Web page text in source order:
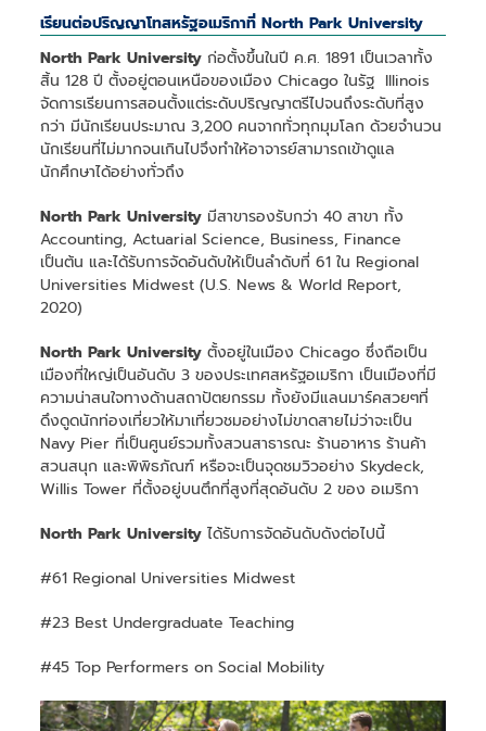
เรียนต่อปริญญาโทสหรัฐอเมริกาที่ North Park University
North Park University ก่อตั้งขึ้นในปี ค.ศ. 1891 เป็นเวลาทั้ง
สิ้น 128 ปี ตั้งอยู่ตอนเหนือของเมือง Chicago ในรัฐ Illinois
จัดการเรียนการสอนตั้งแต่ระดับปริญญาตรีไปจนถึงระดับที่สูง
กว่า มีนักเรียนประมาณ 3,200 คนจากทั่วทุกมุมโลก ด้วยจำนวน
นักเรียนที่ไม่มากจนเกินไปจึงทำให้อาจารย์สามารถเข้าดูแล
นักศึกษาได้อย่างทั่วถึง
North Park University มีสาขารองรับกว่า 40 สาขา ทั้ง
Accounting, Actuarial Science, Business, Finance
เป็นต้น และได้รับการจัดอันดับให้เป็นลำดับที่ 61 ใน Regional
Universities Midwest (U.S. News & World Report,
2020)
North Park Universityตั้งอยู่ในเมือง Chicago ซึ่งถือเป็น
เมืองที่ใหญ่เป็นอันดับ 3 ของประเทศสหรัฐอเมริกา เป็นเมืองที่มี
ความน่าสนใจทางด้านสถาปัตยกรรม ทั้งยังมีแลนมาร์คสวยๆที่
ดึงดูดนักท่องเที่ยวให้มาเที่ยวชมอย่างไม่ขาดสายไม่ว่าจะเป็น
Navy Pier ที่เป็นศูนย์รวมทั้งสวนสาธารณะ ร้านอาหาร ร้านค้า
สวนสนุก และพิพิธภัณฑ์ หรือจะเป็นจุดชมวิวอย่าง Skydeck,
Willis Tower ที่ตั้งอยู่บนตึกที่สูงที่สุดอันดับ 2 ของ อเมริกา
North Park University ได้รับการจัดอันดับดังต่อไปนี้
#61 Regional Universities Midwest
#23 Best Undergraduate Teaching
#45 Top Performers on Social Mobility